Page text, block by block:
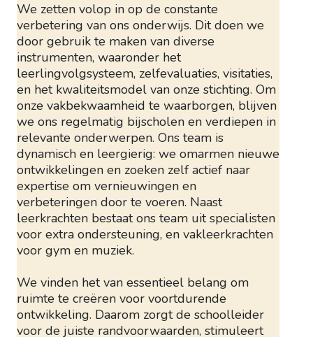
We zetten volop in op de constante
verbetering van ons onderwijs. Dit doen we
door gebruik te maken van diverse
instrumenten, waaronder het
leerlingvolgsysteem, zelfevaluaties, visitaties,
en het kwaliteitsmodel van onze stichting. Om
onze vakbekwaamheid te waarborgen, blijven
we ons regelmatig bijscholen en verdiepen in
relevante onderwerpen. Ons team is
dynamisch en leergierig: we omarmen nieuwe
ontwikkelingen en zoeken zelf actief naar
expertise om vernieuwingen en
verbeteringen door te voeren. Naast
leerkrachten bestaat ons team uit specialisten
voor extra ondersteuning, en vakleerkrachten
voor gym en muziek.
We vinden het van essentieel belang om
ruimte te creëren voor voortdurende
ontwikkeling. Daarom zorgt de schoolleider
voor de juiste randvoorwaarden, stimuleert